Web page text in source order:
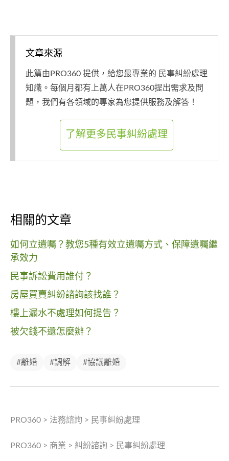
文章來源
此篇由PRO360 提供，給您最專業的 民事糾紛處理
知識。每個月都有上萬人在PRO360提出需求及問
題，我們有各領域的專家為您提供服務及解答！
了解更多民事糾紛處理
相關的文章
如何立遺囑？教您5種有效立遺囑方式、保障遺囑繼
承效力
民事訴訟費用誰付？
房屋買賣糾紛諮詢該找誰？
樓上漏水不處理如何提告？
被欠錢不還怎麼辦？
#離婚 #調解 #協議離婚
PRO360 > 法務諮詢 > 民事糾紛處理
PRO360 > 商業 > 糾紛諮詢 > 民事糾紛處理